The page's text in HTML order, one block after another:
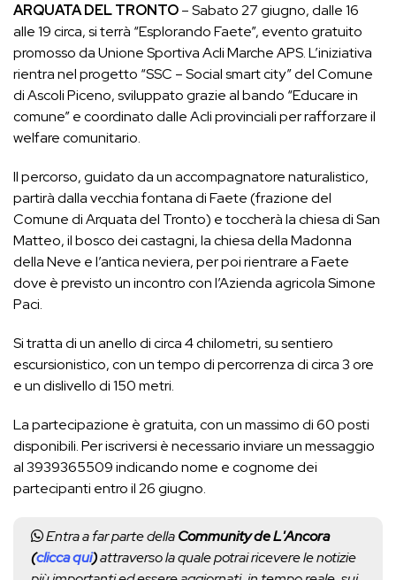
ARQUATA DEL TRONTO– Sabato 27 giugno, dalle 16
alle 19 circa, si terrà “Esplorando Faete”, evento gratuito
promosso da Unione Sportiva Acli Marche APS. L’iniziativa
rientra nel progetto “SSC – Social smart city” del Comune
di Ascoli Piceno, sviluppato grazie al bando “Educare in
comune” e coordinato dalle Acli provinciali per rafforzare il
welfare comunitario.
Il percorso, guidato da un accompagnatore naturalistico,
partirà dalla vecchia fontana di Faete (frazione del
Comune di Arquata del Tronto) e toccherà la chiesa di San
Matteo, il bosco dei castagni, la chiesa della Madonna
della Neve e l’antica neviera, per poi rientrare a Faete
dove è previsto un incontro con l’Azienda agricola Simone
Paci.
Si tratta di un anello di circa 4 chilometri, su sentiero
escursionistico, con un tempo di percorrenza di circa 3 ore
e un dislivello di 150 metri.
La partecipazione è gratuita, con un massimo di 60 posti
disponibili. Per iscriversi è necessario inviare un messaggio
al 3939365509 indicando nome e cognome dei
partecipanti entro il 26 giugno.
Entra a far parte dellaCommunity de L'Ancora
(clicca qui)attraverso la quale potrai ricevere le notizie